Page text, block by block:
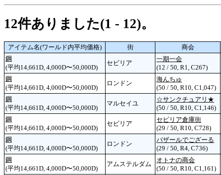
12件ありました(1 - 12)。
アイテム名(ワールド内平均価格) 街
商会
鋼
(平均14,661D, 4,000D〜50,000D)
セビリア
一期一会
(12 / 50, R1, C267)
鋼
(平均14,661D, 4,000D〜50,000D)
ロンドン
海んちゅ
(50 / 50, R10, C1,047)
鋼
(平均14,661D, 4,000D〜50,000D)
マルセイユ
☆サンクチュアリ★
(50 / 50, R10, C1,146)
鋼
(平均14,661D, 4,000D〜50,000D)
セビリア
セビリア倉庫街
(29 / 50, R10, C728)
鋼
(平均14,661D, 4,000D〜50,000D)
ロンドン
バザールでござーる
(29 / 50, R4, C736)
鋼
(平均14,661D, 4,000D〜50,000D)
アムステルダム
オトナの商会
(50 / 50, R10, C1,161)